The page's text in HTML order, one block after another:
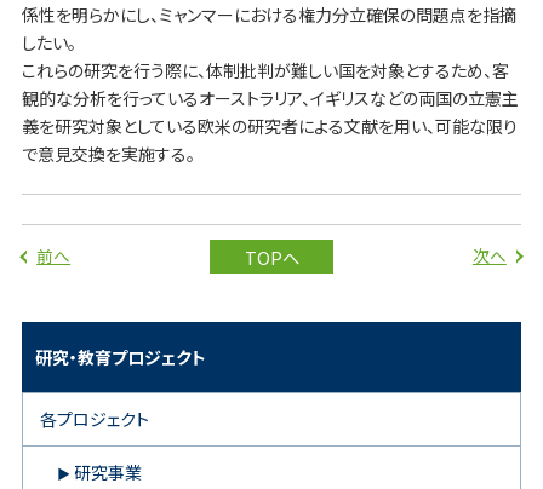
係性を明らかにし、ミャンマーにおける権力分立確保の問題点を指摘
したい。
これらの研究を行う際に、体制批判が難しい国を対象とするため、客
観的な分析を行っているオーストラリア、イギリスなどの両国の立憲主
義を研究対象としている欧米の研究者による文献を用い、可能な限り
で意見交換を実施する。
前へ TOPへ 次へ
研究・教育プロジェクト
各プロジェクト
研究事業